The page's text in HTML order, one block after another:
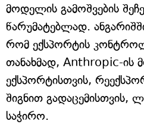
მოდელის გამოშვების
წარუმატებლად.
რომ ექსპორტის
თანახმად, Anthropic-ის
ექსპორტისთვის,
შიგნით გადაცემისთვის,
საჭირო.